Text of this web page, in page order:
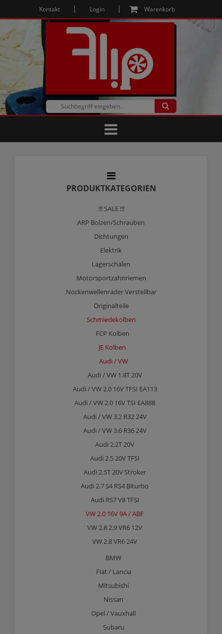
Kontakt Login Warenkorb
PRODUKTKATEGORIEN
!!! SALE !!!
ARP Bolzen/Schrauben
Dichtungen
Elektrik
Lagerschalen
Motorsportzahnriemen
Nockenwellenräder Verstellbar
Originalteile
Schmiedekolben
FCP Kolben
JE Kolben
Audi / VW
Audi / VW 1.8T 20V
Audi / VW 2.0 16V TFSI EA113
Audi / VW 2.0 16V TSI EA888
Audi / VW 3.2 R32 24V
Audi / VW 3.6 R36 24V
Audi 2.2T 20V
Audi 2.5 20V TFSI
Audi 2.5T 20V Stroker
Audi 2.7 S4 RS4 Biturbo
Audi RS7 V8 TFSI
VW 2.0 16V 9A / ABF
VW 2.8 2.9 VR6 12V
VW 2.8 VR6 24V
BMW
Fiat / Lancia
Mitsubishi
Nissan
Opel / Vauxhall
Subaru